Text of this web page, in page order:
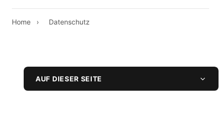
Home › Datenschutz
AUF DIESER SEITE